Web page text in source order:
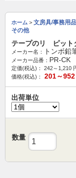
ホーム > 文房具/事務用品
その他
テープのリ ピッ
メーカー名： トンボ鉛
メーカー品番： PR-CK
定価(税込)： 242～1,210
価格(税込)：
201～952
出荷単位
数量